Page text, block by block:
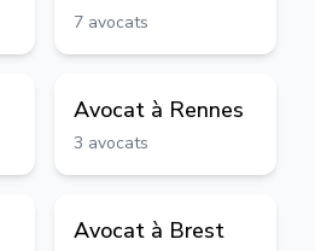
7 avocats
Avocat à Rennes
3 avocats
Avocat à Brest